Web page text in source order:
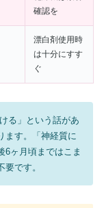
確認を
漂白剤使用時
は十分にすす
ぐ
る」という話があ
ます。「神経質に
6ヶ月頃まではこま
です。